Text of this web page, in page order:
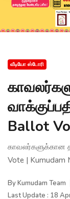
வீடியோ ஸ்டோரி
Ballot
காவலர்களுக்கான
Vote | Kumudam
ByKumudam Team
Last Update : 18